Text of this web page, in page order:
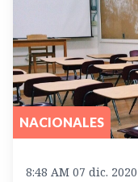
NACIONALES
8:48 AM 07 dic. 2020